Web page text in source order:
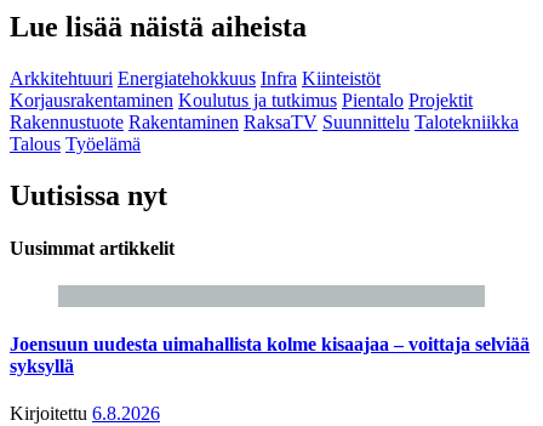
Lue lisää näistä aiheista
Arkkitehtuuri Energiatehokkuus Infra Kiinteistöt
Korjausrakentaminen Koulutus ja tutkimus Pientalo Projektit
Rakennustuote Rakentaminen RaksaTV Suunnittelu Talotekniikka
Talous Työelämä
Uutisissa nyt
Uusimmat artikkelit
Joensuun uudesta uimahallista kolme kisaajaa – voittaja selviää
syksyllä
Kirjoitettu 6.8.2026